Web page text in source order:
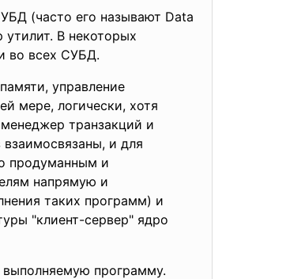
(часто его называют Data
В некоторых
во всех СУБД.
управление
мере, логически, хотя
транзакций и
и для
продуманным и
напрямую и
таких программ) и
"клиент-сервер" ядро
программу.